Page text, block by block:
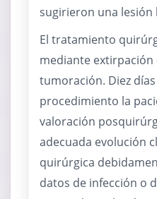
sugirieron una lesión
El tratamiento
mediante extirpación
tumoración. Diez
procedimiento la
valoración
adecuada evolución
quirúrgica
datos de infección o